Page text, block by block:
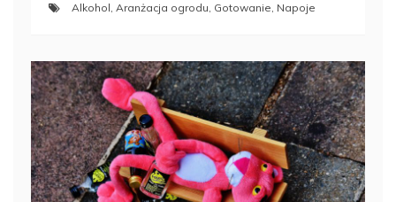
Alkohol Aranżacja ogrodu Gotowanie Napoje